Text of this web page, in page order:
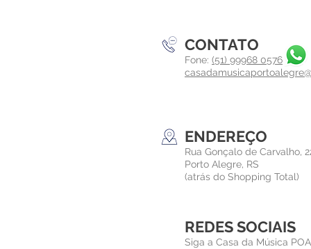
CONTATO
Fone: (51) 99968 0576
ENDEREÇO
Rua Gonçalo de Carvalho,
Porto Alegre, RS
(atrás do Shopping Total)
REDES SOCIAIS
Siga a Casa da Música POA